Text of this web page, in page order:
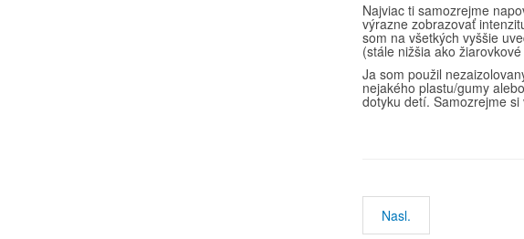
Najviac ti samozrejme
výrazne zobrazovať
som na všetkých vyššie
(stále nižšia ako
Ja som použil
nejakého plastu/gumy
dotyku detí. Samozrejme
Nasl.